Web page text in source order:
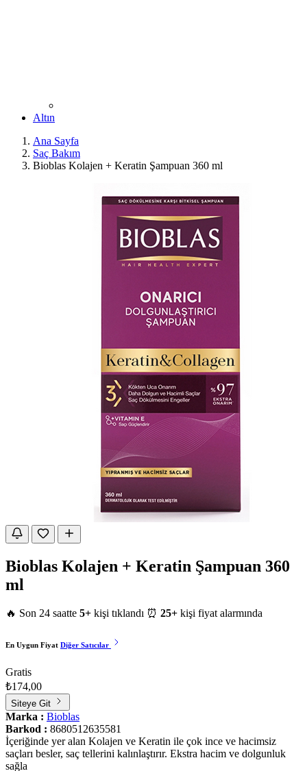
Altın
Ana Sayfa
Saç Bakım
Bioblas Kolajen + Keratin Şampuan 360 ml
Bioblas Kolajen + Keratin Şampuan 360
ml
🔥 Son 24 saatte 5+ kişi tıklandı ⏰ 25+ kişi fiyat alarmında
En Uygun Fiyat Diğer Satıcılar
Gratis
₺174,00
Siteye Git
Marka : Bioblas
Barkod : 8680512635581
İçeriğinde yer alan Kolajen ve Keratin ile çok ince ve hacimsiz
saçları besler, saç tellerini kalınlaştırır. Ekstra hacim ve dolgunluk
sağla